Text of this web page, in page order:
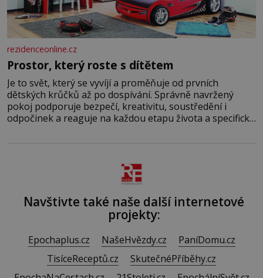
rezidenceonline.cz
Prostor, který roste s dítětem
Je to svět, který se vyvíjí a proměňuje od prvních
dětských krůčků až po dospívání. Správně navržený
pokoj podporuje bezpečí, kreativitu, soustředění i
odpočinek a reaguje na každou etapu života a specifické
Navštivte také naše další internetové
projekty:
Epochaplus.cz NašeHvězdy.cz
PaníDomu.cz
TisíceReceptů.cz
SkutečnéPříběhy.cz